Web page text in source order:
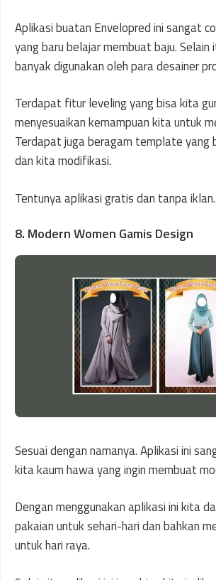
Aplikasi buatan Envelopred ini sangat
yang baru belajar membuat baju. Selain
banyak digunakan oleh para desainer
Terdapat fitur leveling yang bisa kita
menyesuaikan kemampuan kita untuk
Terdapat juga beragam template yang
dan kita modifikasi.
Tentunya aplikasi gratis dan tanpa iklan.
8. Modern Women Gamis Design
Sesuai dengan namanya. Aplikasi ini
kita kaum hawa yang ingin membuat
Dengan menggunakan aplikasi ini kita
pakaian untuk sehari-hari dan bahkan
untuk hari raya.